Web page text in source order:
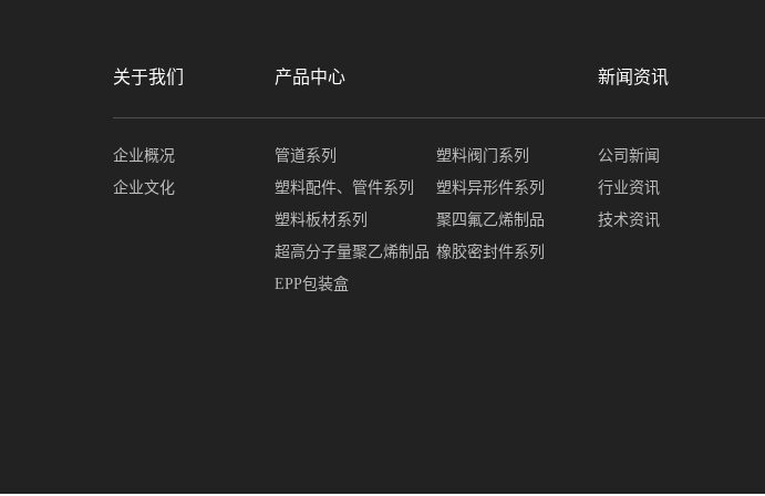
关于我们
企业概况
企业文化
产品中心
管道系列
塑料阀门系列
塑料配件、管件系列
塑料异形件系列
塑料板材系列
聚四氟乙烯制品
超高分子量聚乙烯制品 橡胶密封件系列
EPP包装盒
新闻资讯
公司新闻
行业资讯
技术资讯